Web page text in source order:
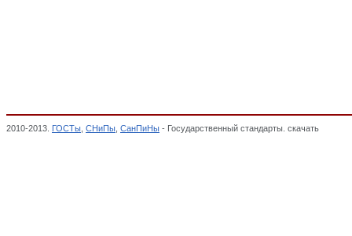
2010-2013. ГОСТы СНиПы СанПиНы - Государственный стандарты. скачать